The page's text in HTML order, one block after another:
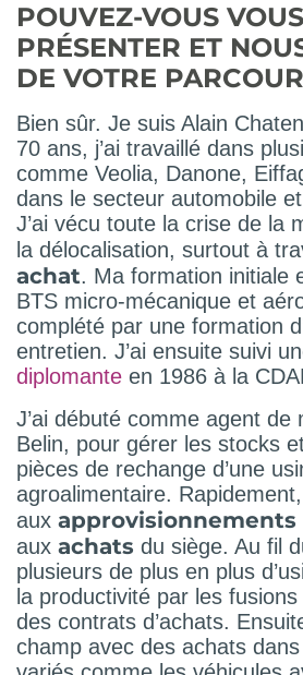
POUVEZ-VOUS VOUS
PRÉSENTER ET
DE VOTRE
Bien sûr. Je suis Alain
70 ans, j’ai travaillé dans
comme Veolia, Danone,
dans le secteur automobile
J’ai vécu toute la crise de la
la délocalisation, surtout à
achat. Ma formation initiale
BTS micro-mécanique et
complété par une formation
entretien. J’ai ensuite suivi
diplomante en 1986 à la
J’ai débuté comme agent de
Belin, pour gérer les stocks
pièces de rechange d’une
agroalimentaire.
aux approvisionnements
aux achats du siège. Au fil
plusieurs de plus en plus
la productivité par les fusions
des contrats d’achats.
champ avec des achats